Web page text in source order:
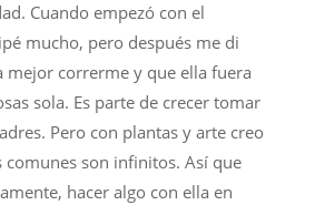
Cuando empezó con el
mucho, pero después me di
mejor correrme y que ella fuera
sola. Es parte de crecer tomar
Pero con plantas y arte creo
comunes son infinitos. Así que
hacer algo con ella en